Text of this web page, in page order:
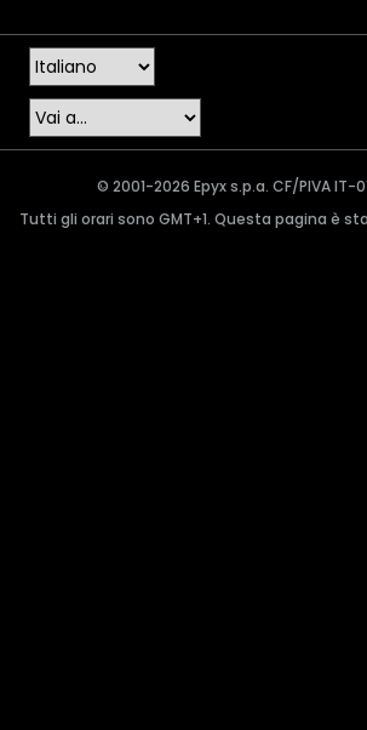
© 2001-2026 Epyx s.p.a. CF/PIVA IT-
Tutti gli orari sono GMT+1. Questa pagina è